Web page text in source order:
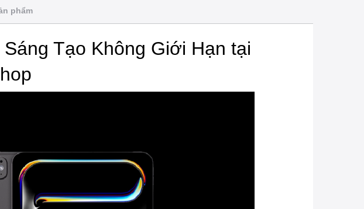
phẩm
Tạo Không Giới Hạn tại